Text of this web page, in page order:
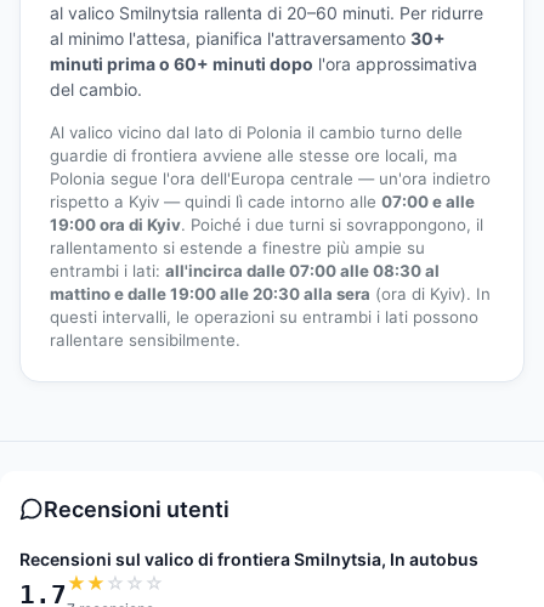
al valico Smilnytsia rallenta di 20–60 minuti. Per ridurre
al minimo l'attesa, pianifica l'attraversamento 30+
minuti prima o 60+ minuti dopo l'ora approssimativa
del cambio.
Al valico vicino dal lato di Polonia il cambio turno delle
guardie di frontiera avviene alle stesse ore locali, ma
Polonia segue l'ora dell'Europa centrale — un'ora indietro
rispetto a Kyiv — quindi lì cade intorno alle 07:00 e alle
19:00 ora di Kyiv. Poiché i due turni si sovrappongono, il
rallentamento si estende a finestre più ampie su
entrambi i lati: all'incirca dalle 07:00 alle 08:30 al
mattino e dalle 19:00 alle 20:30 alla sera (ora di Kyiv). In
questi intervalli, le operazioni su entrambi i lati possono
rallentare sensibilmente.
Recensioni utenti
Recensioni sul valico di frontiera Smilnytsia, In autobus
1.7★★ ☆ ☆ ☆